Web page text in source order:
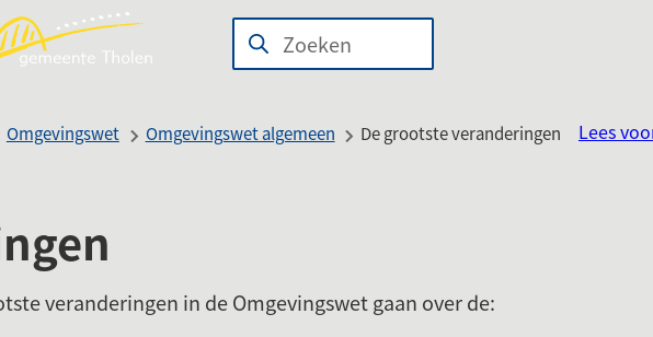
Mijn
Tholen
(Verwijst
externe
Zoeken
Wanneer
zijn
door
Omgevingswet Omgevingswet algemeen De grootste veranderingen Lees
veranderingen in de Omgevingswet gaan over de: